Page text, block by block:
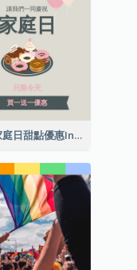
甜蜜家庭日甜點優惠Instagram限時動態